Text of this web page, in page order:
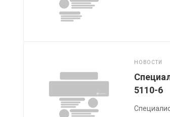
НОВОСТИ
5110-6